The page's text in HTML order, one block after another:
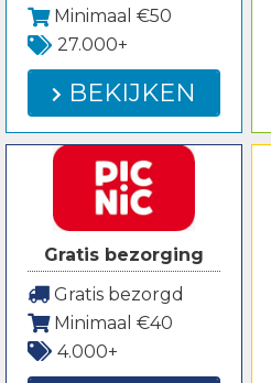
Minimaal €50
27.000+
BEKIJKEN
Gratis bezorging
Gratis bezorgd
Minimaal €40
4.000+